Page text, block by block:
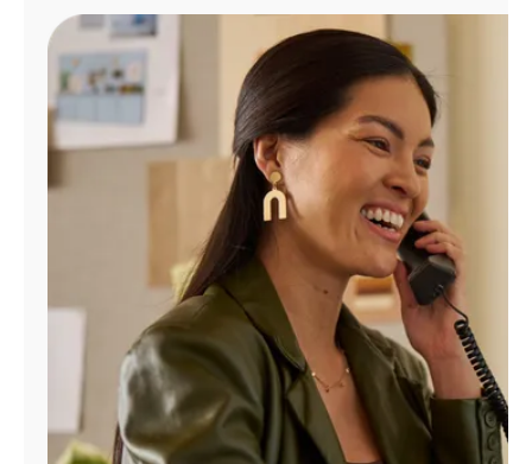
Administrar
cuenta
Encuentra
tienda